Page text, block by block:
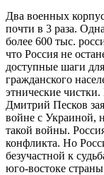
Два военных
почти в 3 раза.
более 600 тыс.
что Россия не
доступные шаги
гражданского
этнические чистки.
Дмитрий Песков
войне с Украиной,
такой войны.
конфликта. Но
безучастной к
юго-востоке